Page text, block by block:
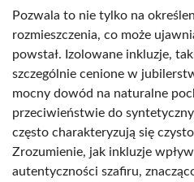
Pozwala to nie tylko na
rozmieszczenia, co może
powstał. Izolowane inkluzje,
szczególnie cenione w
mocny dowód na naturalne
przeciwieństwie do
często charakteryzują się
Zrozumienie, jak inkluzje
autentyczności szafiru,